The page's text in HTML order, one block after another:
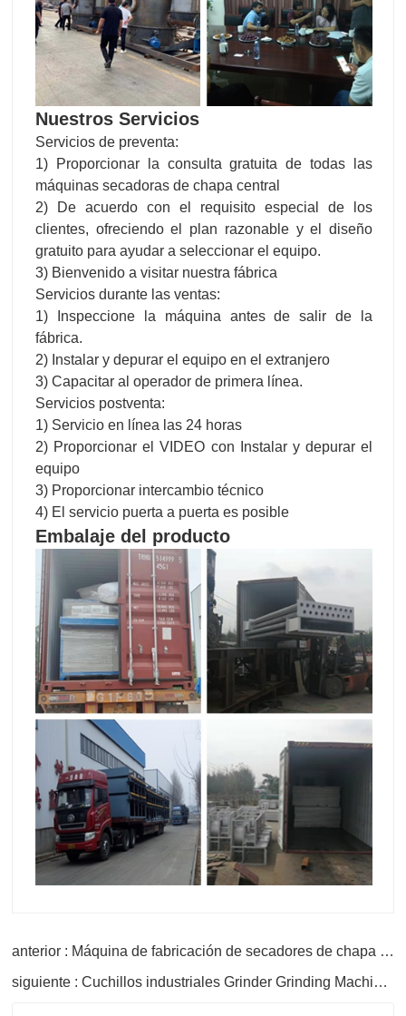
Nuestros Servicios
Servicios de preventa:
1) Proporcionar la consulta gratuita de todas las
máquinas secadoras de chapa central
2) De acuerdo con el requisito especial de los
clientes, ofreciendo el plan razonable y el diseño
gratuito para ayudar a seleccionar el equipo.
3) Bienvenido a visitar nuestra fábrica
Servicios durante las ventas:
1) Inspeccione la máquina antes de salir de la
fábrica.
2) Instalar y depurar el equipo en el extranjero
3) Capacitar al operador de primera línea.
Servicios postventa:
1) Servicio en línea las 24 horas
2) Proporcionar el VIDEO con Instalar y depurar el
equipo
3) Proporcionar intercambio técnico
4) El servicio puerta a puerta es posible
Embalaje del producto
anterior : Máquina de fabricación de secadores de chapa facial para la venta
siguiente : Cuchillos industriales Grinder Grinding Machines